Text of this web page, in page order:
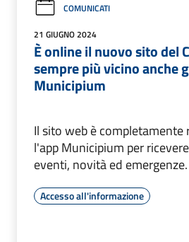
COMUNICATI
21 GIUGNO 2024
È online il nuovo sito del
sempre più vicino anche
Municipium
Il sito web è completamente
l'app Municipium per
eventi, novità ed emergenze.
Accesso all'informazione